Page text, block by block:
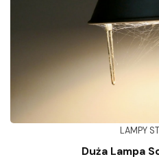
LAMPY
Duża Lampa